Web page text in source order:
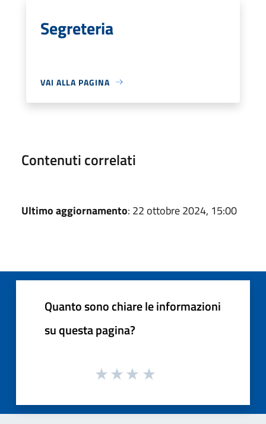
Segreteria
VAI ALLA PAGINA
Contenuti correlati
Ultimo aggiornamento: 22 ottobre 2024, 15:00
Quanto sono chiare le informazioni
su questa pagina?